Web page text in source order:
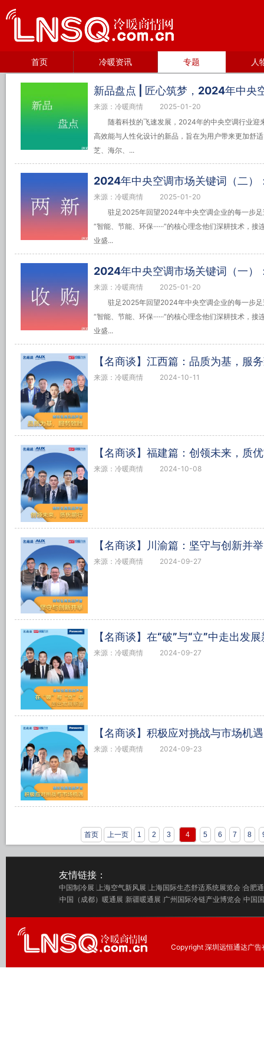
首页 冷暖资讯 专题 人
新品盘点 | 匠心筑梦，2024年中央
来源：冷暖商情
2025-01-20
随着科技的飞速发展，2024年的中央空调行业迎
高效能与人性化设计的新品，旨在为用户带来更加舒
芝、海尔、...
2024年中央空调市场关键词（二）
来源：冷暖商情
2025-01-20
驻足2025年回望2024年中央空调企业的每一步
“智能、节能、环保······”的核心理念他们深耕技术
业盛...
2024年中央空调市场关键词（一）
来源：冷暖商情
2025-01-20
驻足2025年回望2024年中央空调企业的每一步
“智能、节能、环保······”的核心理念他们深耕技术
业盛...
【名商谈】江西篇：品质为基，服
来源：冷暖商情 2024-10-11
【名商谈】福建篇：创领未来，质
来源：冷暖商情 2024-10-08
【名商谈】川渝篇：坚守与创新并举
来源：冷暖商情 2024-09-27
【名商谈】在“破”与“立”中走出发
来源：冷暖商情 2024-09-27
【名商谈】积极应对挑战与市场机遇
来源：冷暖商情 2024-09-23
首页 上一页 1 2 3 4 5 6 7 8
友情链接：
中国制冷展 上海空气新风展 上海国际生态舒适系统展览会 合肥
中国（成都）暖通展 新疆暖通展 广州国际冷链产业博览会 中国
Copyright 深圳远恒通达广告